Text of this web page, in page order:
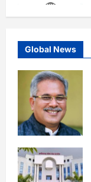
Global News